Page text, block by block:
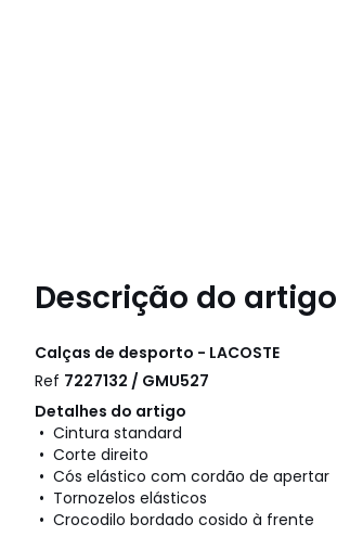
Descrição do artigo
Calças de desporto - LACOSTE
Ref 7227132 / GMU527
Detalhes do artigo
• Cintura standard
• Corte direito
• Cós elástico com cordão de apertar
• Tornozelos elásticos
• Crocodilo bordado cosido à frente